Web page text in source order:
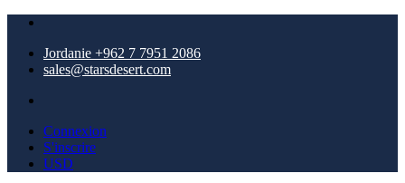
Jordanie +962 7 7951 2086
sales@starsdesert.com
Connexion
S'inscrire
USD